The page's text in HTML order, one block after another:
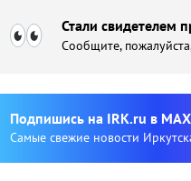
Стали свидетелем
Сообщите,
Подпишиcь на IRK.ru в MAX
Cамые свежие новости